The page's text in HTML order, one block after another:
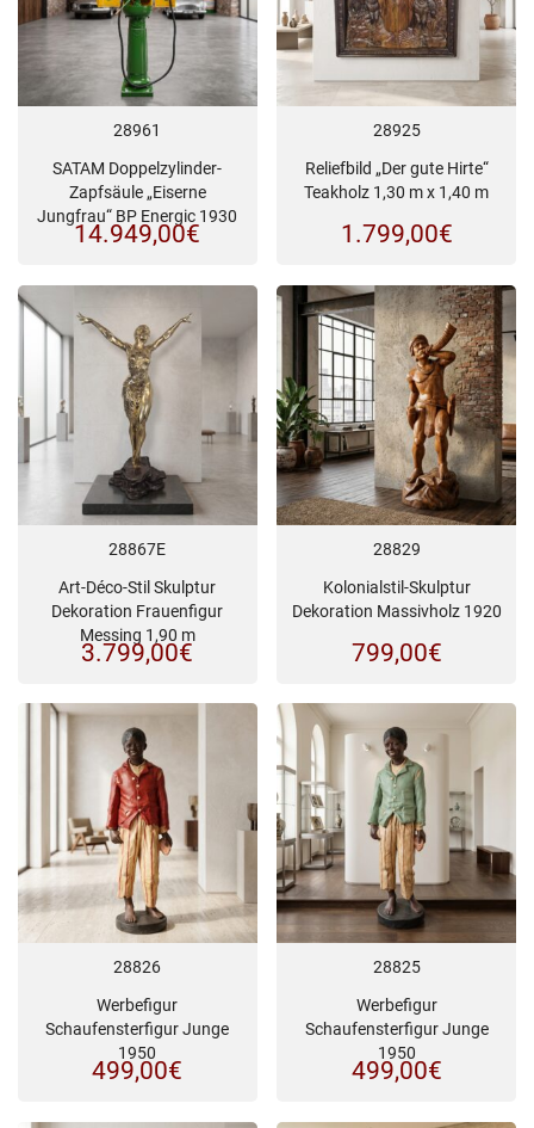
28961
SATAM Doppelzylinder-
Zapfsäule „Eiserne
Jungfrau“ BP Energic 1930
14.949,00€
28925
Reliefbild „Der gute Hirte“
Teakholz 1,30 m x 1,40 m
1.799,00€
28867E
Art-Déco-Stil Skulptur
Dekoration Frauenfigur
Messing 1,90 m
3.799,00€
28829
Kolonialstil-Skulptur
Dekoration Massivholz 1920
799,00€
28826
Werbefigur
Schaufensterfigur Junge
1950
499,00€
28825
Werbefigur
Schaufensterfigur Junge
1950
499,00€